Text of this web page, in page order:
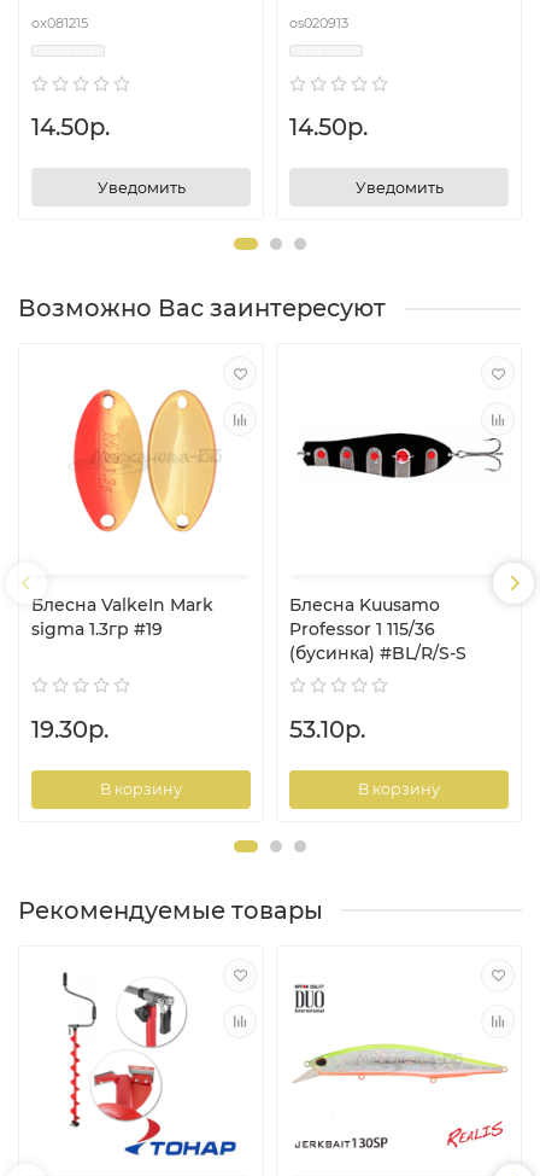
ox081215
14.50р.
Уведомить
os020913
14.50р.
Уведомить
Возможно Вас заинтересуют
Блесна ValkeIn Mark
sigma 1.3гр #19
19.30р.
В корзину
Блесна Kuusamo
Professor 1 115/36
(бусинка) #BL/R/S-S
53.10р.
В корзину
Рекомендуемые товары